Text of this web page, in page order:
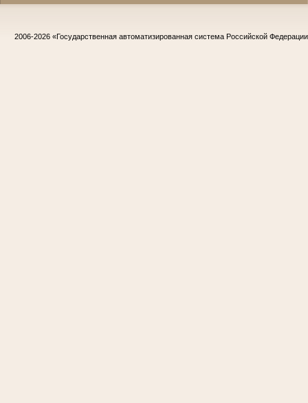
2006-2026 «Государственная автоматизированная система Российской